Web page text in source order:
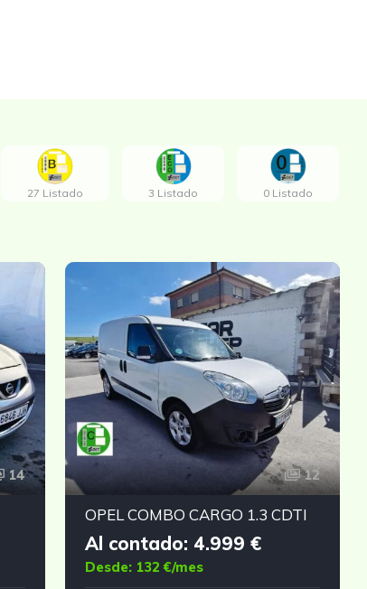
27 Listado 3 Listado 0 Listado
14 12
OPEL COMBO CARGO 1.3 CDTI
Al contado: 4.999 €
Desde: 132 €/mes